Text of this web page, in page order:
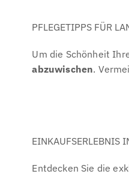
PFLEGETIPPS FÜR
Um die Schönheit
abzuwischen.
EINKAUFSERLEBNIS
Entdecken Sie die